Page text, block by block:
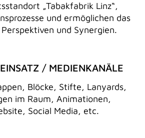
„Tabakfabrik Linz“,
und ermöglichen das
und Synergien.
/ MEDIENKANÄLE
Blöcke, Stifte, Lanyards,
im Raum, Animationen,
Social Media, etc.